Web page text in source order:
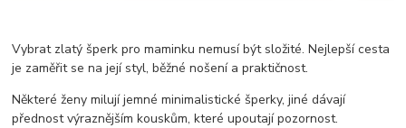
Vybrat zlatý šperk pro maminku nemusí být složité. Nejlepší cesta
je zaměřit se na její styl, běžné nošení a praktičnost.
Některé ženy milují jemné minimalistické šperky, jiné dávají
přednost výraznějším kouskům, které upoutají pozornost.